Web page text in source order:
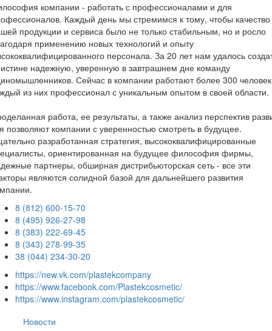
компании - работать с профессионалами и для
Каждый день мы стремимся к тому, чтобы качество
продукции и сервиса было не только стабильным, но и росло
применению новых технологий и опыту
персонала. За 20 лет нам удалось
надежную, уверенную в завтрашнем дне команду
Сейчас в ком­пании работают более 300
из них профессионал с уникальным опытом в сво­ей области.
работа, ее ре­зультаты, а также анализ перспектив
позволяют компании с уверенностью смотреть в будущее.
разработанная стра­тегия, высококвалифицированные
ориентированная на будущее философия фирмы,
партнеры, обширная дистрибьюторская сеть - все эти
являются солидной базой для дальнейшего развития
8 (812) 600-15-70
8 (495) 926-27-98
8 (383) 222-69-45
8 (343) 278-99-35
38 (044) 234-30-20
https://new.vk.com/plastekcompany
https://www.facebook.com/Plastekcosmetic/
https://www.instagram.com/plastekcosmetic/
Новости